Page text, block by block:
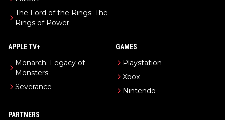
The Lord of the Rings: The
Rings of Power
APPLE TV+
Monarch: Legacy of
Monsters
Severance
GAMES
Playstation
Xbox
Nintendo
PARTNERS